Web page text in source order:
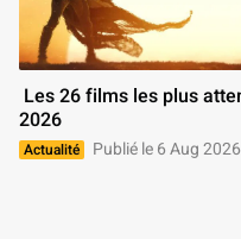
2026
Actualité Publié le 6 Aug 2026